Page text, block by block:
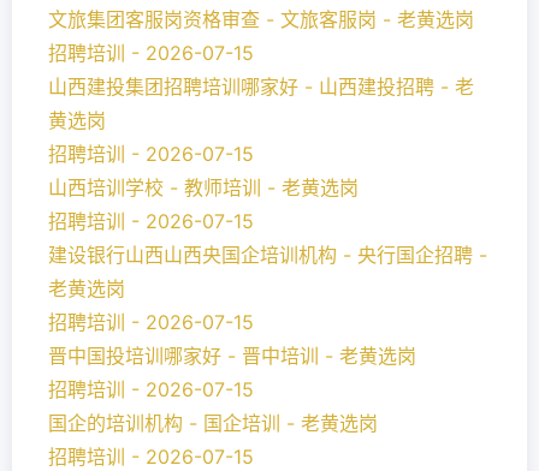
文旅集团客服岗资格审查 - 文旅客服岗 - 老黄选岗
招聘培训 - 2026-07-15
山西建投集团招聘培训哪家好 - 山西建投招聘 - 老
黄选岗
招聘培训 - 2026-07-15
山西培训学校 - 教师培训 - 老黄选岗
招聘培训 - 2026-07-15
建设银行山西山西央国企培训机构 - 央行国企招聘 -
老黄选岗
招聘培训 - 2026-07-15
晋中国投培训哪家好 - 晋中培训 - 老黄选岗
招聘培训 - 2026-07-15
国企的培训机构 - 国企培训 - 老黄选岗
招聘培训 - 2026-07-15